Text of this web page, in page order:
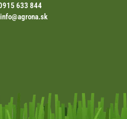
633 844
info@agrona.sk